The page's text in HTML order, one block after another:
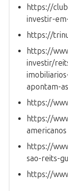
https://
investir-
https://
https://
investir/
apontam-
https://
https://
americanos
https://
sao-reits-
https://